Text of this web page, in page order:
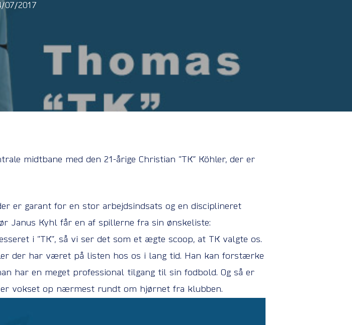
07/2017
midtbane med den 21-årige Christian ”TK” Köhler, der er
er garant for en stor arbejdsindsats og en disciplineret
Janus Kyhl får en af spillerne fra sin ønskeliste:
i ”TK”, så vi ser det som et ægte scoop, at TK valgte os.
der har været på listen hos os i lang tid. Han kan forstærke
har en meget professional tilgang til sin fodbold. Og så er
vokset op nærmest rundt om hjørnet fra klubben.